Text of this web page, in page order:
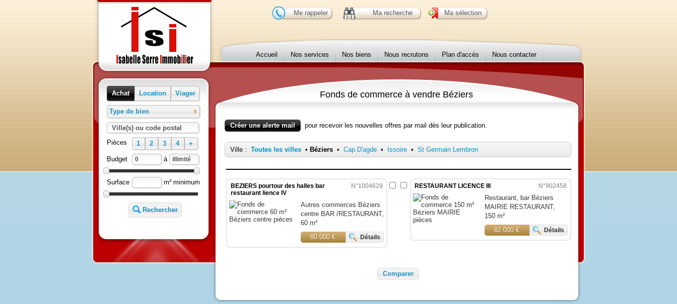
Me rappeler Ma recherche Ma sélection
Accueil Nos services Nos biens Nous recrutons Plan d'accès Nous contacter
Achat Location Viager
Type de bien
Ville(s) ou code postal
Pièces
1 2 3 4 +
Budget à
Surface m² minimum
Fonds de commerce à vendre Béziers
Créer une alerte mail pour recevoir les nouvelles offres par mail dès leur publication.
Ville : Toutes les villes • Béziers • Cap D'agde • Issoire • St Germain Lembron
N°1004629
BEZIERS pourtour des halles bar
restaurant lience IV
Autres commerces Béziers
centre BAR /RESTAURANT,
60 m²
80 000 €
Détails
N°902458
RESTAURANT LICENCE III
Restaurant, bar Béziers
MAIRIE RESTAURANT,
150 m²
82 000 €
Détails